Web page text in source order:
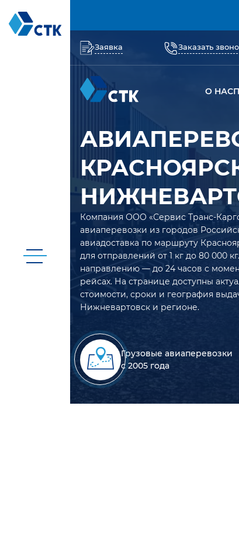
Заявка Заказать
О НАС
Компания ООО «Сервис Транс-
авиаперевозки из городов
авиадоставка по маршруту
для отправлений от 1 кг до 80 000
направлению — до 24 часов с
рейсах. На странице доступны
стоимости, сроки и география
Нижневартовск и регионе.
Грузовые авиаперевозки
с 2005 года